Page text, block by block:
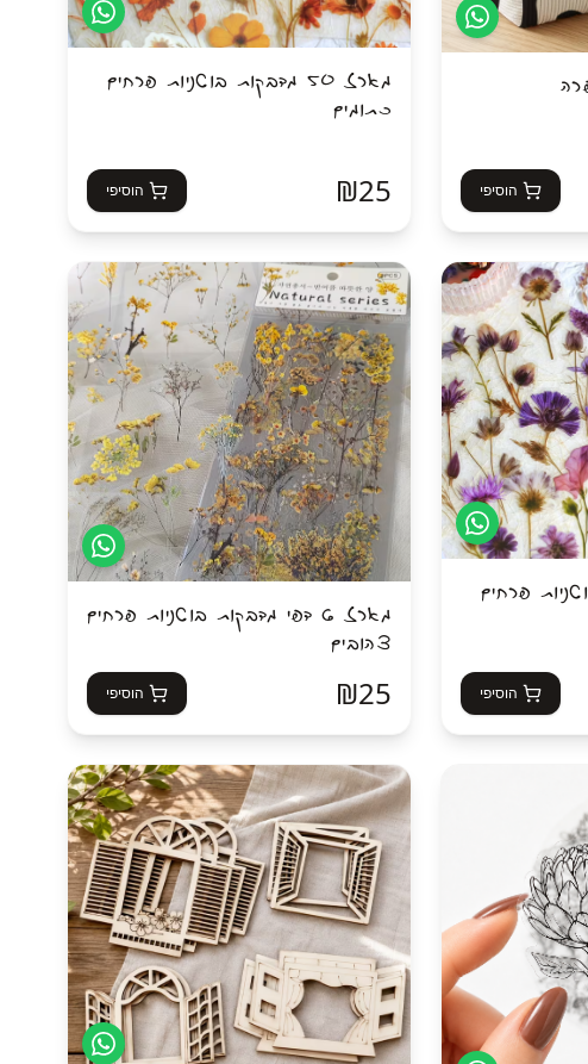
הוסיפי
מארז 50 מדבקות בוטניות פרחים
כתומים
₪25 הוסיפי
בוטניות פרחים
הוסיפי
מארז 6 דפי מדבקות בוטניות פרחים
צהובים
₪25 הוסיפי